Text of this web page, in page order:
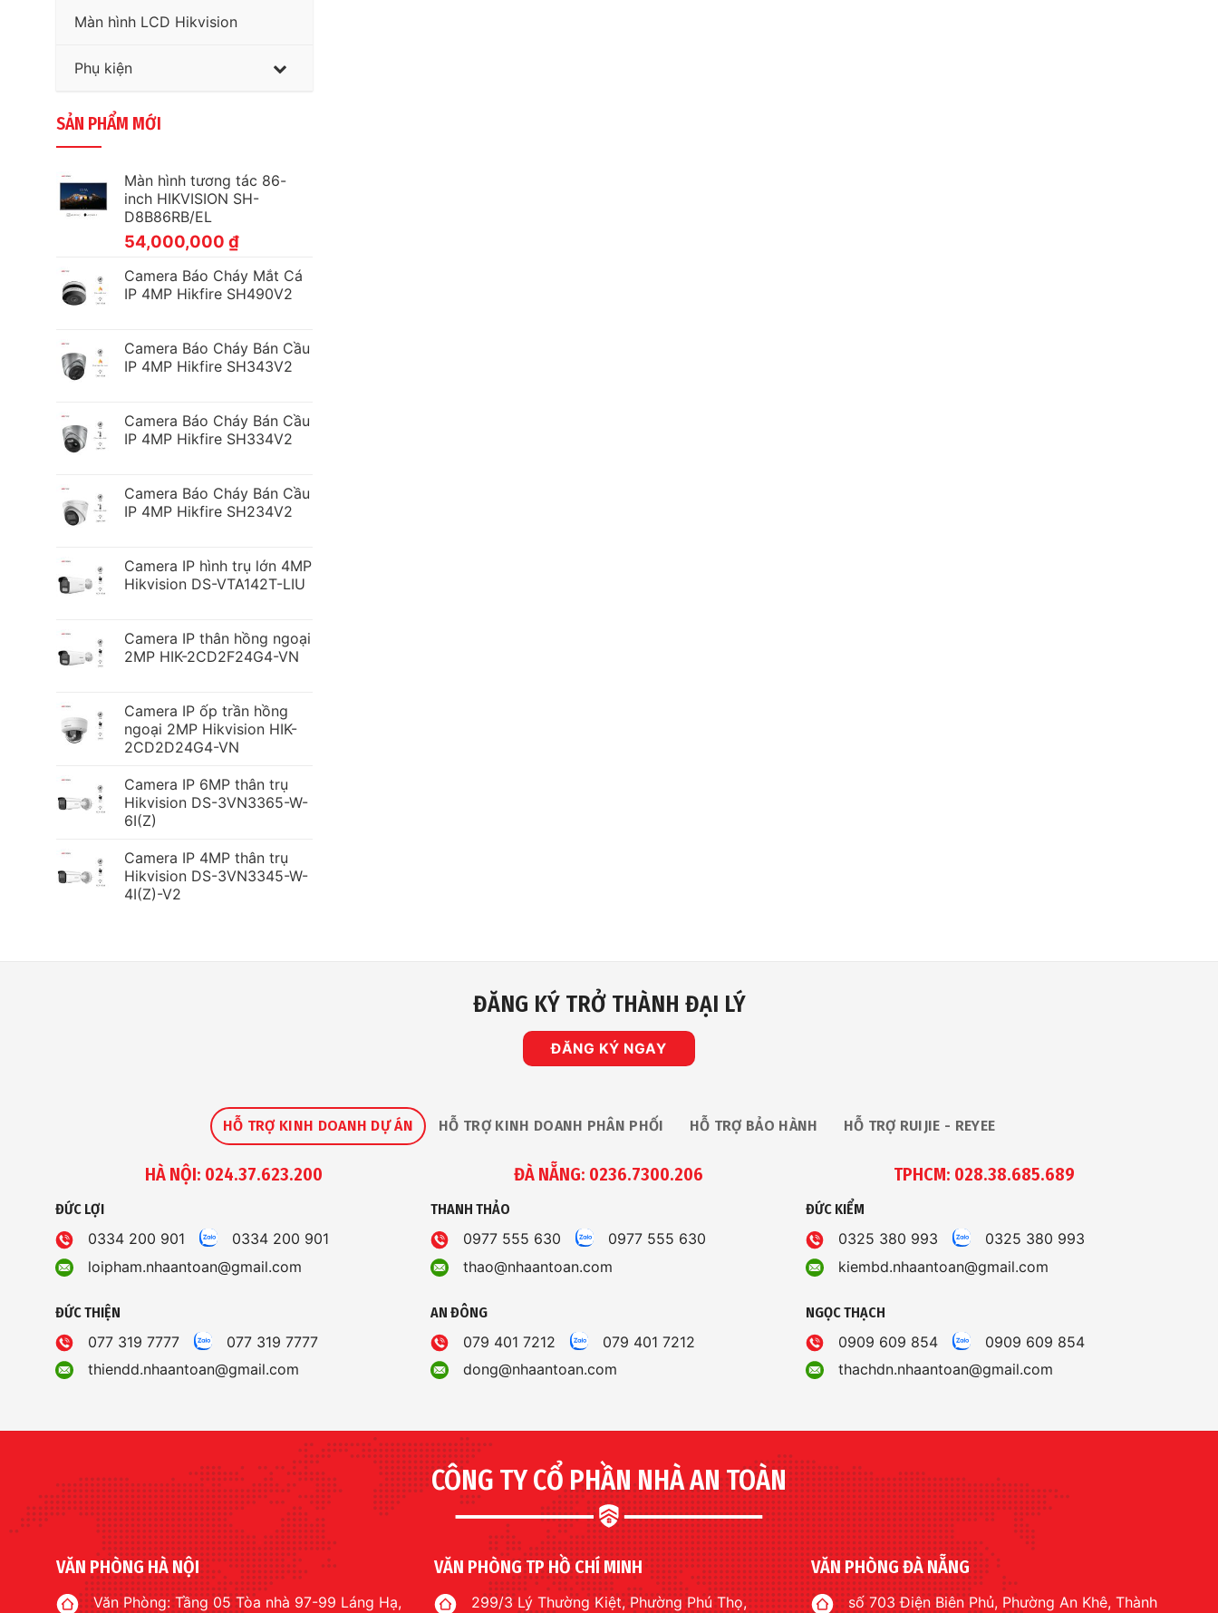
Màn hình LCD Hikvision
Phụ kiện
SẢN PHẨM MỚI
Màn hình tương tác 86-
inch HIKVISION SH-
D8B86RB/EL
54,000,000 ₫
Camera Báo Cháy Mắt Cá
IP 4MP Hikfire SH490V2
Camera Báo Cháy Bán Cầu
IP 4MP Hikfire SH343V2
Camera Báo Cháy Bán Cầu
IP 4MP Hikfire SH334V2
Camera Báo Cháy Bán Cầu
IP 4MP Hikfire SH234V2
Camera IP hình trụ lớn 4MP
Hikvision DS-VTA142T-LIU
Camera IP thân hồng ngoại
2MP HIK-2CD2F24G4-VN
Camera IP ốp trần hồng
ngoại 2MP Hikvision HIK-
2CD2D24G4-VN
Camera IP 6MP thân trụ
Hikvision DS-3VN3365-W-
6I(Z)
Camera IP 4MP thân trụ
Hikvision DS-3VN3345-W-
4I(Z)-V2
ĐĂNG KÝ TRỞ THÀNH ĐẠI LÝ
ĐĂNG KÝ NGAY
HỖ TRỢ KINH DOANH DỰ ÁN HỖ TRỢ KINH DOANH PHÂN PHỐI HỖ TRỢ BẢO HÀNH HỖ TRỢ RUIJIE - REYEE
HÀ NỘI: 024.37.623.200
ĐỨC LỢI
0334 200 901
0334 200 901
loipham.nhaantoan@gmail.com
ĐỨC THIỆN
077 319 7777
077 319 7777
thiendd.nhaantoan@gmail.com
ĐÀ NẴNG: 0236.7300.206
THANH THẢO
0977 555 630
0977 555 630
thao@nhaantoan.com
AN ĐÔNG
079 401 7212
079 401 7212
dong@nhaantoan.com
TPHCM: 028.38.685.689
ĐỨC KIỂM
0325 380 993
0325 380 993
kiembd.nhaantoan@gmail.com
NGỌC THẠCH
0909 609 854
0909 609 854
thachdn.nhaantoan@gmail.com
CÔNG TY CỔ PHẦN NHÀ AN TOÀN
VĂN PHÒNG HÀ NỘI
Văn Phòng: Tầng 05 Tòa nhà 97-99 Láng Hạ,
VĂN PHÒNG TP HỒ CHÍ MINH
299/3 Lý Thường Kiệt, Phường Phú Thọ,
VĂN PHÒNG ĐÀ NẴNG
số 703 Điện Biên Phủ, Phường An Khê, Thành